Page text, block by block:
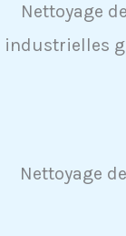
Nettoyage
industrielles
Nettoyage